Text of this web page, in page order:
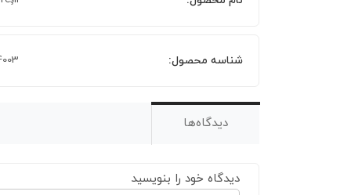
شناسه محصول:
دیدگاه‌ها
دیدگاه خود را بنویسید